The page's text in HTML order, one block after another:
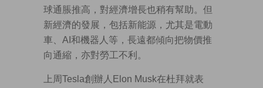
球通脹推高，對經濟增長也稍有幫助。但
新經濟的發展，包括新能源，尤其是電動
車、AI和機器人等，長遠都傾向把物價推
向通縮，亦對勞工不利。
上周Tesla創辦人Elon Musk在杜拜就表